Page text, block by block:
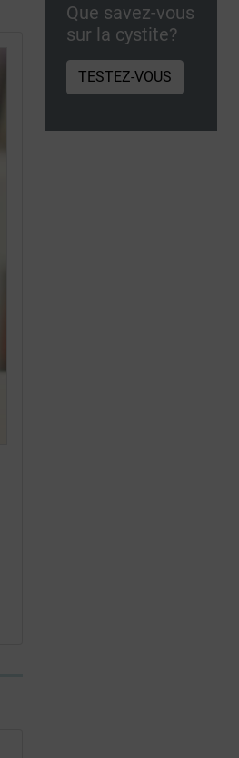
Que savez-vous
sur la cystite?
TESTEZ-VOUS